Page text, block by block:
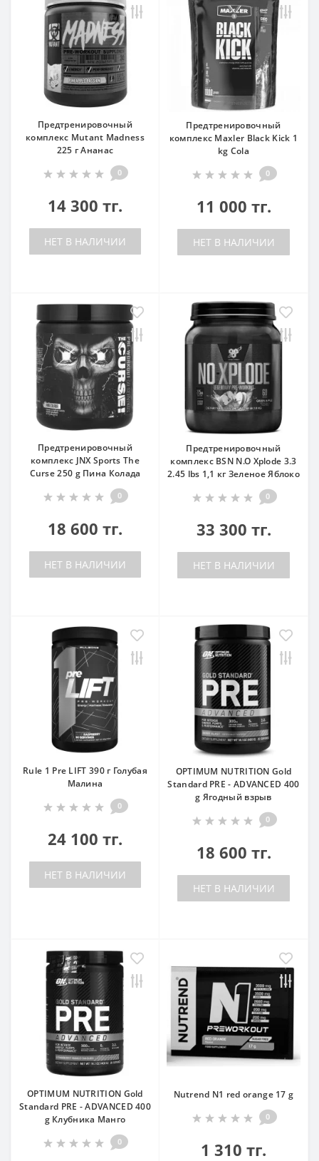
Предтренировочный
комплекс Mutant Madness
225 г Ананас
0
14 300 тг.
НЕТ В НАЛИЧИИ
Предтренировочный
комплекс Maxler Black Kick 1
kg Cola
0
11 000 тг.
НЕТ В НАЛИЧИИ
Предтренировочный
комплекс JNX Sports The
Curse 250 g Пина Колада
0
18 600 тг.
НЕТ В НАЛИЧИИ
Предтренировочный
комплекс BSN N.O Xplode 3.3
2.45 lbs 1,1 кг Зеленое Яблоко
0
33 300 тг.
НЕТ В НАЛИЧИИ
Rule 1 Pre LIFT 390 г Голубая
Малина
0
24 100 тг.
НЕТ В НАЛИЧИИ
OPTIMUM NUTRITION Gold
Standard PRE - ADVANCED 400
g Ягодный взрыв
0
18 600 тг.
НЕТ В НАЛИЧИИ
OPTIMUM NUTRITION Gold
Standard PRE - ADVANCED 400
g Клубника Манго
0
Nutrend N1 red orange 17 g
0
1 310 тг.